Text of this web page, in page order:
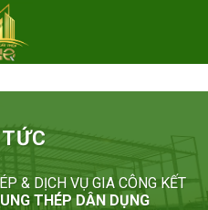
& DỊCH VỤ GIA CÔNG KẾT
THÉP DÂN DỤNG